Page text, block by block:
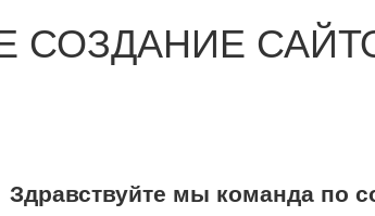
СОЗДАНИЕ
Здравствуйте мы команда по